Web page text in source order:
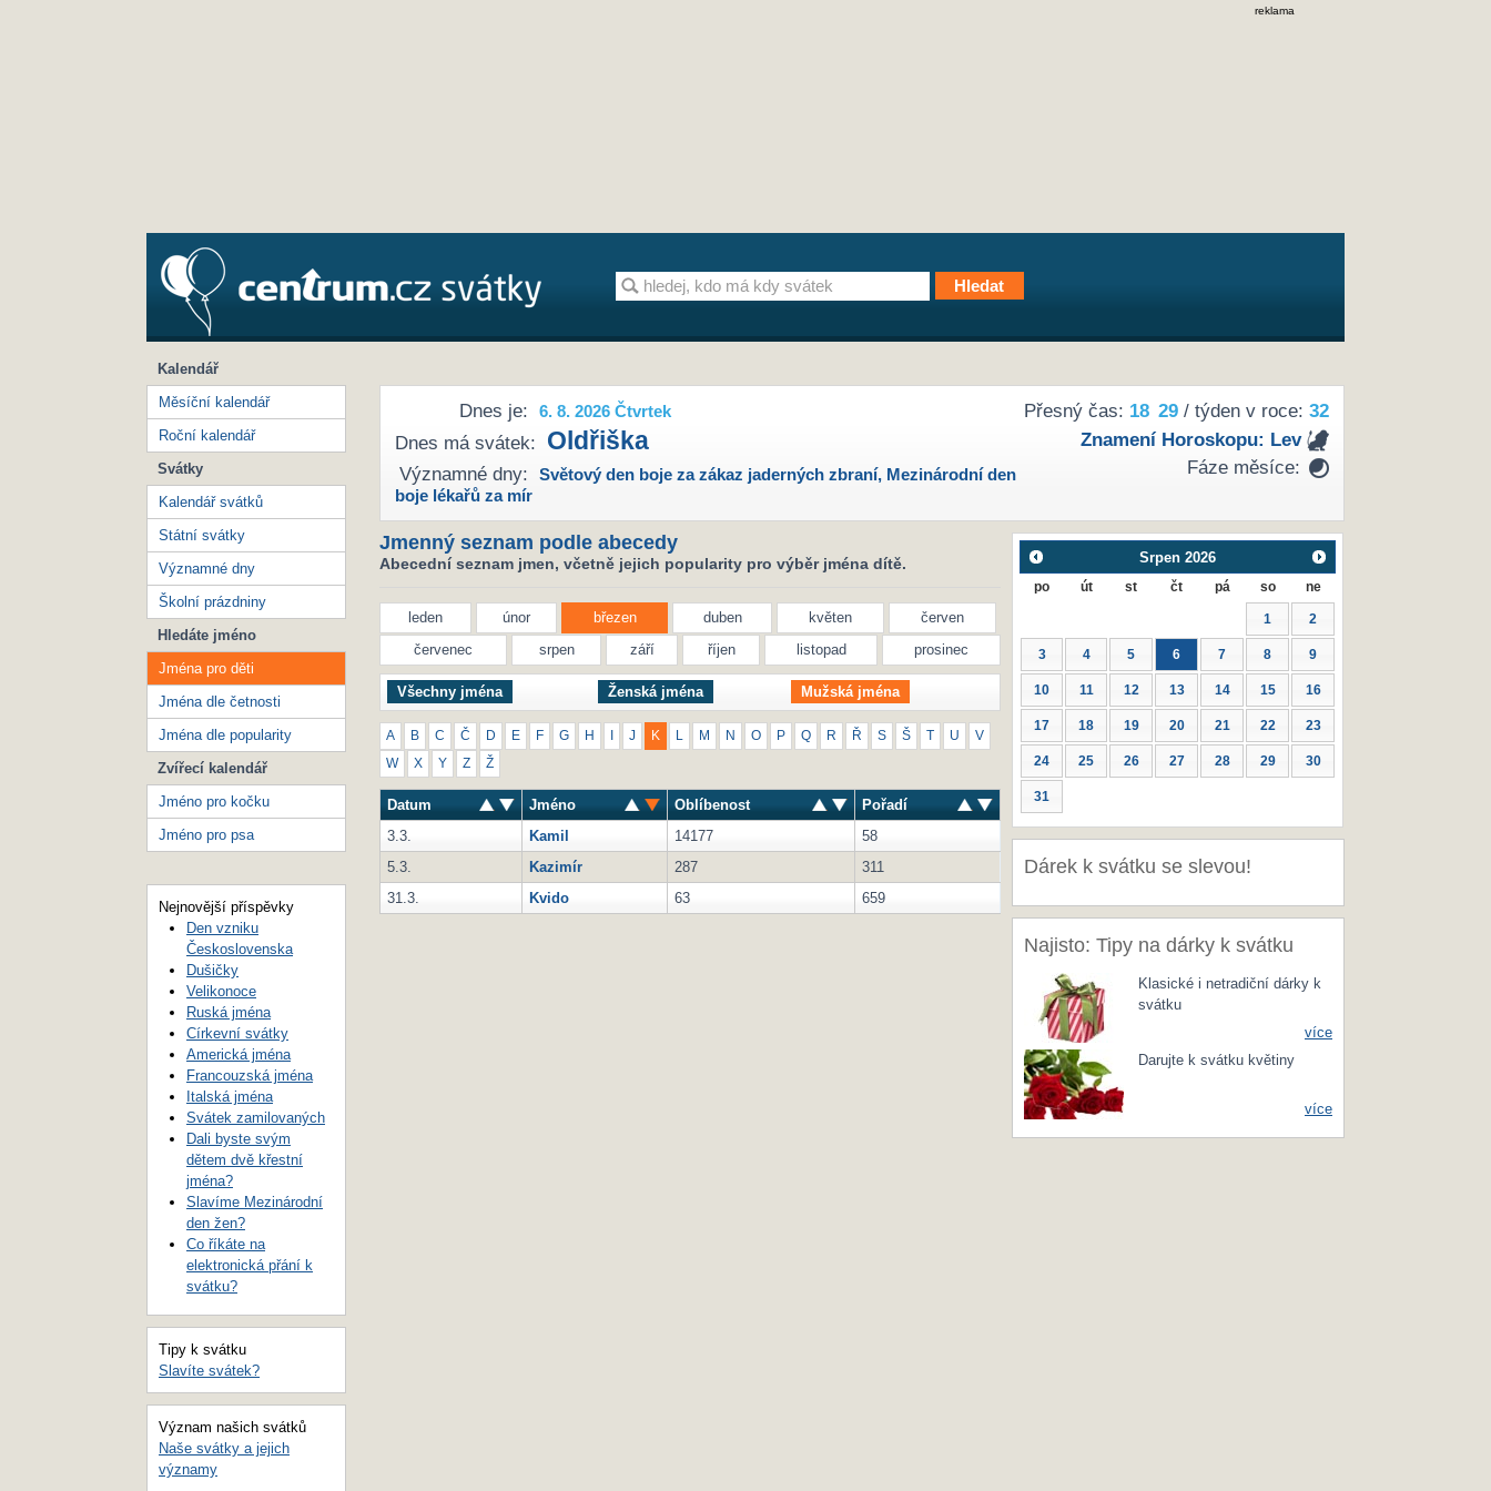
reklama
Přesný čas: 18 29/ týden v roce: 32
Znamení Horoskopu: Lev
Fáze měsíce:
Dnes je: 6. 8. 2026 Čtvrtek
Dnes má svátek: Oldřiška
Významné dny: Světový den boje za zákaz jaderných zbraní, Mezinárodní den
boje lékařů za mír
Jmenný seznam podle abecedy
Abecední seznam jmen, včetně jejich popularity pro výběr jména dítě.
leden únor březen duben květen
červen
červenec
srpen září říjen listopad prosinec
Všechny jména Ženská jména Mužská jména
A B C Č D E F G H J K M N O P Q R Ř S Š T U V
W X Y Z Ž
Datum Jméno Oblíbenost
Pořadí
3.3.
Kamil 14177
58
5.3.
Kazimír 287
311
31.3.
Kvido 63 659
Srpen 2026
po út st čt pá so ne
1 2
3 4 5 6 7 8 9
10 11 12 13 14 15 16
17 18 19 20 21 22 23
24 25 26 27 28 29 30
31
Dárek k svátku se slevou!
Najisto: Tipy na dárky k svátku
Klasické i netradiční dárky k
svátku
více
Darujte k svátku květiny
více
Kalendář
Měsíční kalendář
Roční kalendář
Svátky
Kalendář svátků
Státní svátky
Významné dny
Školní prázdniny
Hledáte jméno
Jména pro děti
Jména dle četnosti
Jména dle popularity
Zvířecí kalendář
Jméno pro kočku
Jméno pro psa
Nejnovější příspěvky
Den vzniku
Československa
Dušičky
Velikonoce
Ruská jména
Církevní svátky
Americká jména
Francouzská jména
Italská jména
Svátek zamilovaných
Dali byste svým
dětem dvě křestní
jména?
Slavíme Mezinárodní
den žen?
Co říkáte na
elektronická přání k
svátku?
Tipy k svátku
Slavíte svátek?
Význam našich svátků
Naše svátky a jejich
významy